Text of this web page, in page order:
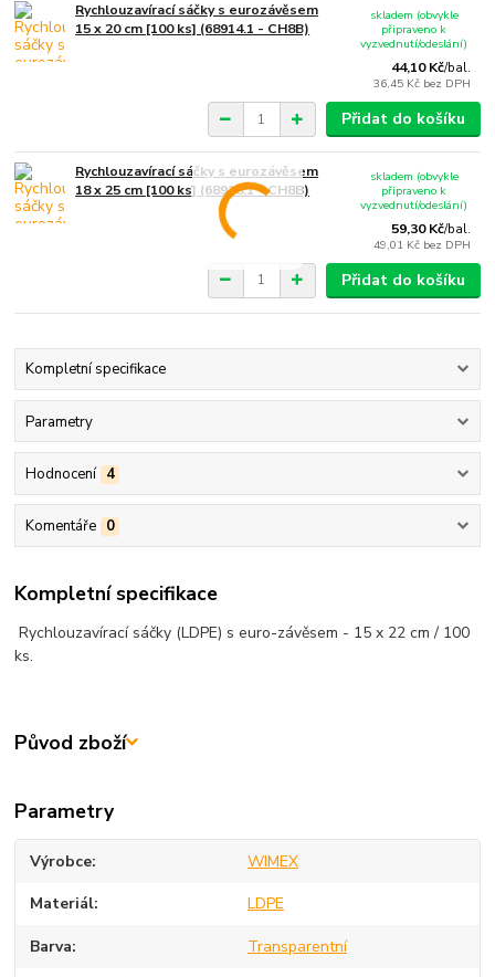
Rychlouzavírací sáčky s eurozávěsem
15 x 20 cm [100 ks] (68914.1 - CH8B)
44,10 Kč/bal.
36,45 Kč bez DPH
skladem (obvykle
připraveno k
vyzvednutí/odeslání)
Přidat do košíku
Rychlouzavírací sáčky s eurozávěsem
18 x 25 cm [100 ks] (68918.1 - CH8B)
59,30 Kč/bal.
49,01 Kč bez DPH
skladem (obvykle
připraveno k
vyzvednutí/odeslání)
Přidat do košíku
Kompletní specifikace
Parametry
Hodnocení 4
Komentáře 0
Kompletní specifikace
Rychlouzavírací sáčky (LDPE) s euro-závěsem - 15 x 22 cm / 100
ks.
Původ zboží
Parametry
Výrobce WIMEX
Materiál LDPE
Barva Transparentní